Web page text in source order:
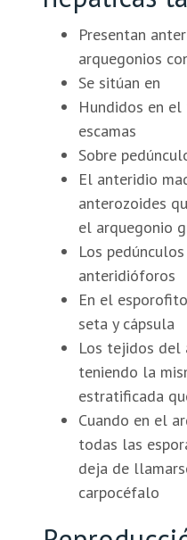
Presentan
arquegonios
Se sitúan en
Hundidos en
escamas
Sobre
El anteridio
anterozoides
el arquegonio
Los
anteridióforos
En el
seta y cápsula
Los tejidos del
teniendo la
estratificada
Cuando en el
todas las
deja de
carpocéfalo